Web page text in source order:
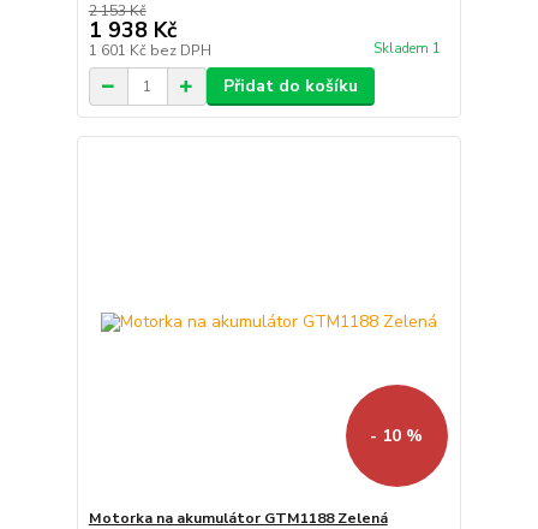
2 153 Kč
1 938 Kč
1 601 Kč bez DPH Skladem 1
Přidat do košíku
- 10 %
Motorka na akumulátor GTM1188 Zelená